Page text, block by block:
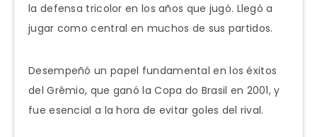
la defensa tricolor en los años que jugó. Llegó a
jugar como central en muchos de sus partidos.
Desempeñó un papel fundamental en los éxitos
del Grêmio, que ganó la Copa do Brasil en 2001, y
fue esencial a la hora de evitar goles del rival.